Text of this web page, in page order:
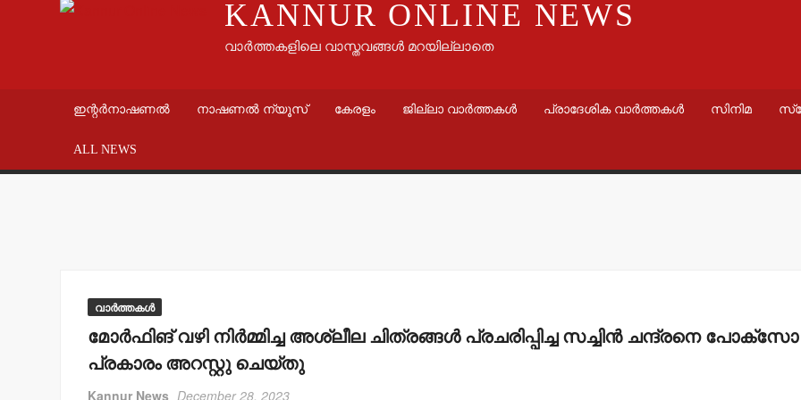
KANNUR ONLINE NEWS
വാർത്തകളിലെ വാസ്തവങ്ങൾ മറയില്ലാതെ
ഇന്റർനാഷണൽ നാഷണൽ ന്യൂസ് കേരളം ജില്ലാ വാർത്തകൾ പ്രാദേശിക വാർത്തകൾ സിനിമ
ALL NEWS
വാർത്തകൾ
മോര്‍ഫിങ് വഴി നിര്‍മ്മിച്ച അശ്ലീല ചിത്രങ്ങള്‍ പ്രചരിപ്പിച്ച സച്ചിന്‍ ചന്ദ്രനെ പോക്‌സോ
പ്രകാരം അറസ്റ്റു ചെയ്തു
Kannur News December 28, 2023
തട്ടിയെടുത്തു
admin3